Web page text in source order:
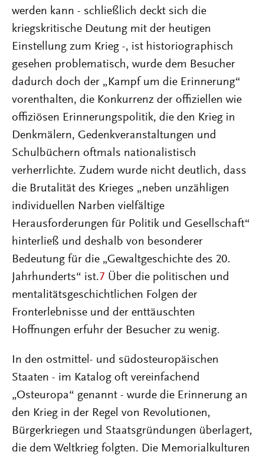
werden kann - schließlich deckt sich die
kriegskritische Deutung mit der heutigen
Einstellung zum Krieg -, ist historiographisch
gesehen problematisch, wurde dem Besucher
dadurch doch der „Kampf um die Erinnerung“
vorenthalten, die Konkurrenz der offiziellen wie
offiziösen Erinnerungspolitik, die den Krieg in
Denkmälern, Gedenkveranstaltungen und
Schulbüchern oftmals nationalistisch
verherrlichte. Zudem wurde nicht deutlich, dass
die Brutalität des Krieges „neben unzähligen
individuellen Narben vielfältige
Herausforderungen für Politik und Gesellschaft“
hinterließ und deshalb von besonderer
Bedeutung für die „Gewaltgeschichte des 20.
Jahrhunderts“ ist.7 Über die politischen und
mentalitätsgeschichtlichen Folgen der
Fronterlebnisse und der enttäuschten
Hoffnungen erfuhr der Besucher zu wenig.
In den ostmittel- und südosteuropäischen
Staaten - im Katalog oft vereinfachend
„Osteuropa“ genannt - wurde die Erinnerung an
den Krieg in der Regel von Revolutionen,
Bürgerkriegen und Staatsgründungen überlagert,
die dem Weltkrieg folgten. Die Memorialkulturen